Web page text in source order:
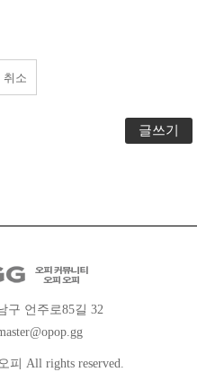
글쓰기
구 언주로85길 32
피 All rights reserved.